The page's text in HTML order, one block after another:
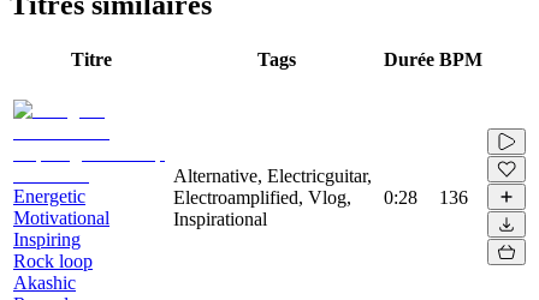
Titre Tags Durée BPM
Energetic
Motivational
Inspiring
Rock loop
Akashic
Alternative, Electricguitar,
Electroamplified, Vlog,
Inspirational
0:28 136